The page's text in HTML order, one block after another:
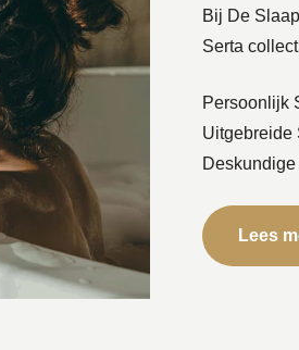
Bij De
Serta
Persoonlijk
Uitgebreide
Lees